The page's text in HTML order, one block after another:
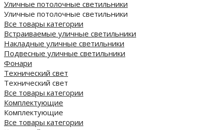
Уличные потолочные светильники
Уличные потолочные светильники
Все товары категории
Встраиваемые уличные светильники
Накладные уличные светильники
Подвесные уличные светильники
Фонари
Технический свет
Технический свет
Все товары категории
Комплектующие
Комплектующие
Все товары категории